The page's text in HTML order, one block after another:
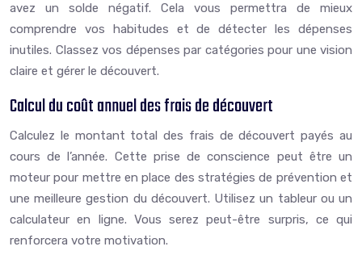
avez un solde négatif. Cela vous permettra de mieux
comprendre vos habitudes et de détecter les dépenses
inutiles. Classez vos dépenses par catégories pour une vision
claire et gérer le découvert.
Calcul du coût annuel des frais de découvert
Calculez le montant total des frais de découvert payés au
cours de l’année. Cette prise de conscience peut être un
moteur pour mettre en place des stratégies de prévention et
une meilleure gestion du découvert. Utilisez un tableur ou un
calculateur en ligne. Vous serez peut-être surpris, ce qui
renforcera votre motivation.